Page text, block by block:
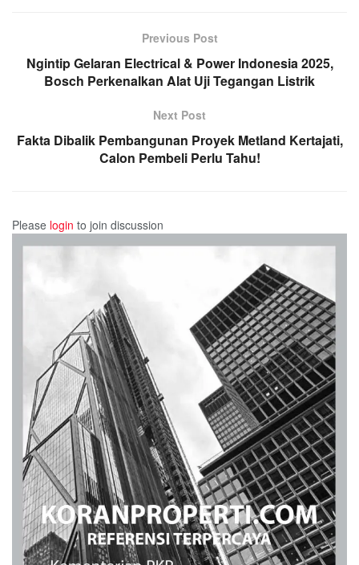
Previous Post
Ngintip Gelaran Electrical & Power Indonesia 2025,
Bosch Perkenalkan Alat Uji Tegangan Listrik
Next Post
Fakta Dibalik Pembangunan Proyek Metland Kertajati,
Calon Pembeli Perlu Tahu!
Please login to join discussion